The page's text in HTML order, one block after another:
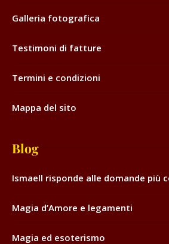
Galleria fotografica
Testimoni di fatture
Termini e condizioni
Mappa del sito
Blog
Ismaell risponde alle domande più
Magia d’Amore e legamenti
Magia ed esoterismo